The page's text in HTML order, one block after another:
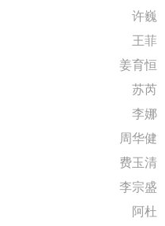
许巍
王菲
姜育恒
苏芮
李娜
周华健
费玉清
李宗盛
阿杜